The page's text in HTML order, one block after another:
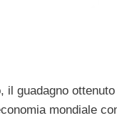
il guadagno ottenuto
mondiale